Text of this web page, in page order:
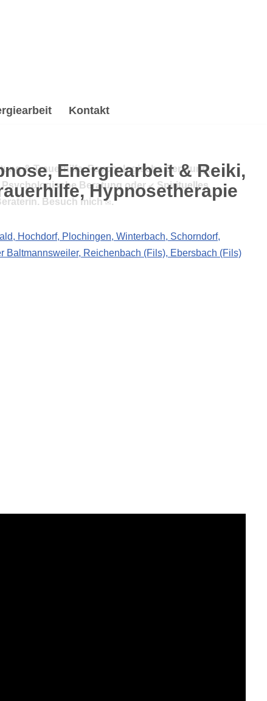
Kontakt
& Trauerhilfe, Psychologische Beratung,
Beratung oder ✔️ Spirituelles
Besuch mich ✉.